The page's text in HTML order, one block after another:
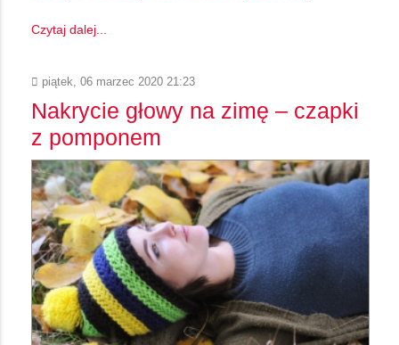
Czytaj dalej...
piątek, 06 marzec 2020 21:23
Nakrycie głowy na zimę – czapki
z pomponem